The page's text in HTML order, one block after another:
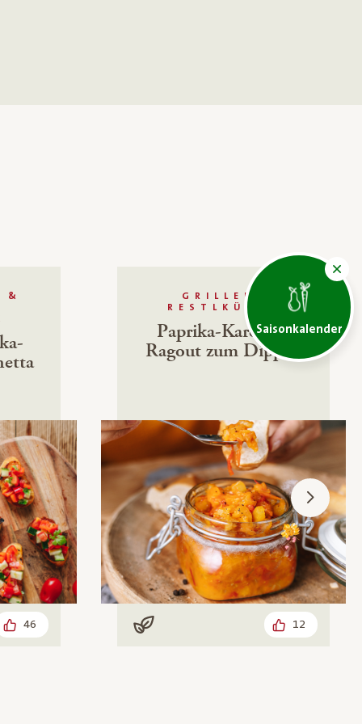
Saisonkalender
&
46
GRILLEN,
RESTLKÜCHE
Paprika-Karotten
Ragout zum Dippen
Vegan 12